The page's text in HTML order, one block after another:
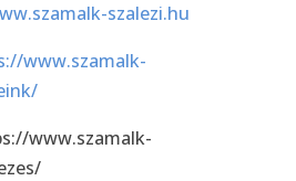
szalezi.hu
www.szamalk-
www.szamalk-